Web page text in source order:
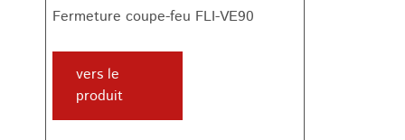
Fermeture coupe-feu FLI-VE90
vers le
produit